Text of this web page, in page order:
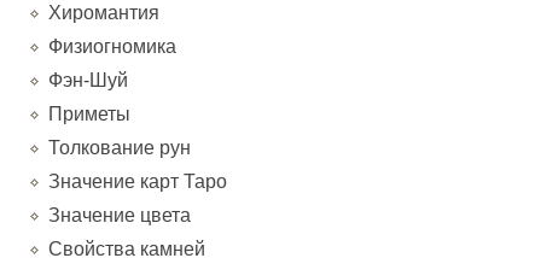
Хиромантия
Физиогномика
Фэн-Шуй
Приметы
Толкование рун
Значение карт Таро
Значение цвета
Свойства камней